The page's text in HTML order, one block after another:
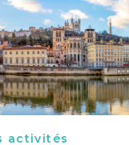
activités